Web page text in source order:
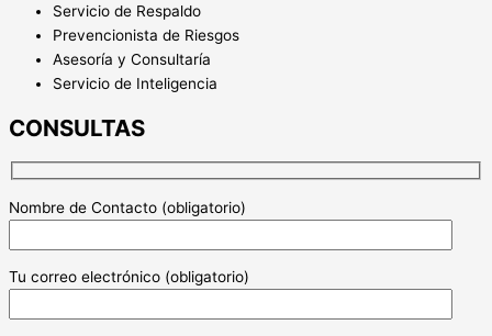
Servicio de Respaldo
Prevencionista de Riesgos
Asesoría y Consultaría
Servicio de Inteligencia
CONSULTAS
Nombre de Contacto (obligatorio)
Tu correo electrónico (obligatorio)